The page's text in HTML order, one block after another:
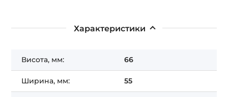
Характеристики
Висота, мм: 66
Ширина, мм: 55